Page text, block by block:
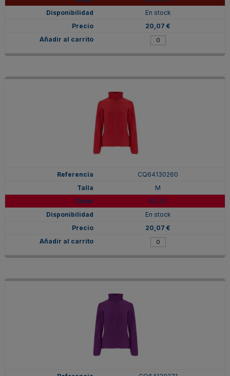
En stock
20,07 €
CQ64130260
M
ROJO
En stock
20,07 €